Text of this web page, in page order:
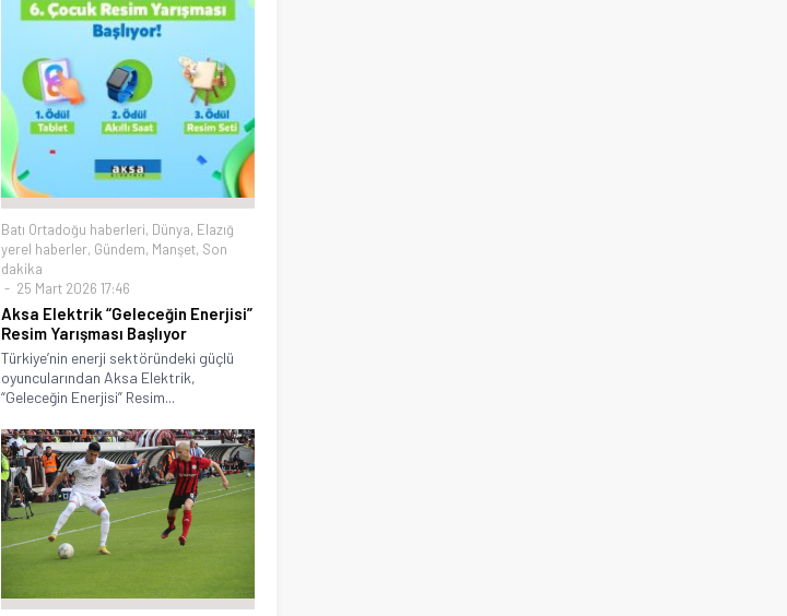
Batı Ortadoğu haberleri, Dünya, Elazığ
yerel haberler, Gündem, Manşet, Son
dakika
25 Mart 2026 17:46
Aksa Elektrik “Geleceğin Enerjisi”
Resim Yarışması Başlıyor
Türkiye’nin enerji sektöründeki güçlü
oyuncularından Aksa Elektrik,
“Geleceğin Enerjisi” Resim...